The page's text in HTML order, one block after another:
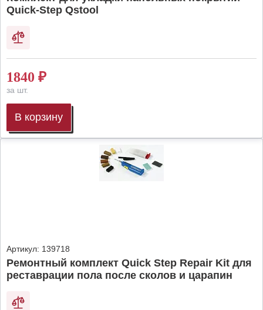
Quick-Step Qstool
1840 ₽
за шт.
В корзину
Артикул: 139718
Ремонтный комплект Quick Step Repair Kit для
реставрации пола после сколов и царапин